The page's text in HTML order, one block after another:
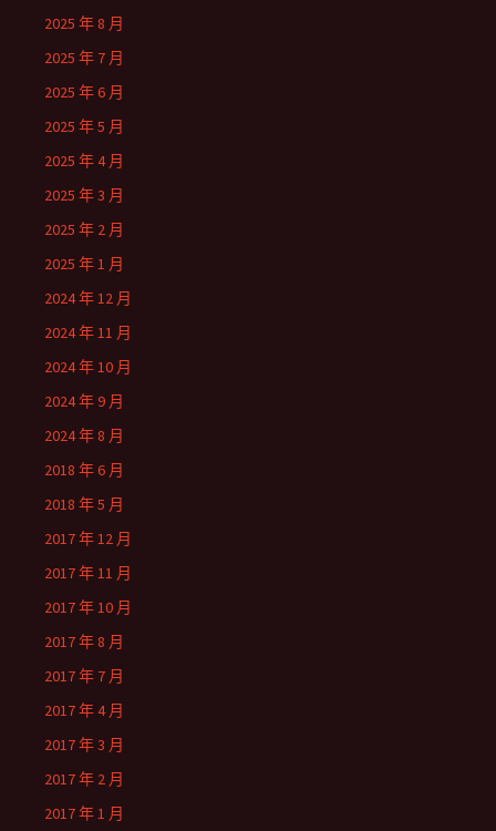
2025 年 8 月
2025 年 7 月
2025 年 6 月
2025 年 5 月
2025 年 4 月
2025 年 3 月
2025 年 2 月
2025 年 1 月
2024 年 12 月
2024 年 11 月
2024 年 10 月
2024 年 9 月
2024 年 8 月
2018 年 6 月
2018 年 5 月
2017 年 12 月
2017 年 11 月
2017 年 10 月
2017 年 8 月
2017 年 7 月
2017 年 4 月
2017 年 3 月
2017 年 2 月
2017 年 1 月